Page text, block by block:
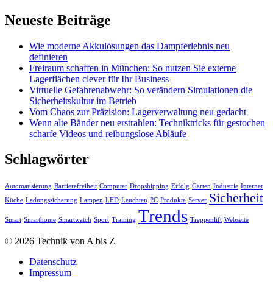
Neueste Beiträge
Wie moderne Akkulösungen das Dampferlebnis neu
definieren
Freiraum schaffen in München: So nutzen Sie externe
Lagerflächen clever für Ihr Business
Virtuelle Gefahrenabwehr: So verändern Simulationen die
Sicherheitskultur im Betrieb
Vom Chaos zur Präzision: Lagerverwaltung neu gedacht
Wenn alte Bänder neu erstrahlen: Techniktricks für gestochen
scharfe Videos und reibungslose Abläufe
Schlagwörter
Automatisierung Barrierefreiheit Computer Dropshipping Erfolg Garten Industrie Internet
Küche Ladungssicherung Lampen LED Leuchten PC Produkte Server Sicherheit
Smart Smarthome Smartwatch Sport Training Trends Treppenlift Webseite
© 2026 Technik von A bis Z
Datenschutz
Impressum